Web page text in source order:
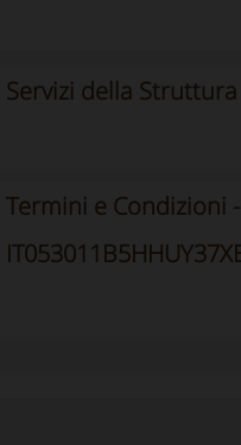
Servizi della Struttura
Termini e Condizioni